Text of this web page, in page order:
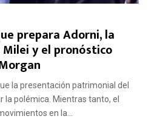
prepara Adorni, la
y el pronóstico
la presentación patrimonial del
la polémica. Mientras tanto, el
en la...